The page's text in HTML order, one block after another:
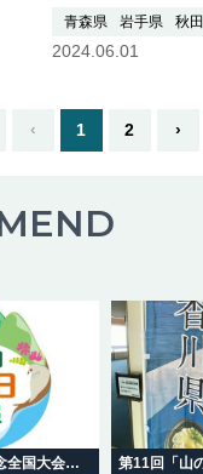
回「東北の山を
の投稿を戴ける
▲ ▽ 今回は
な…つづきを読む
青森県 岩手県 秋
2024.06.01
‹ 1 2 ›
第10回「山の日」記念全国大会 岐阜in飛騨高山